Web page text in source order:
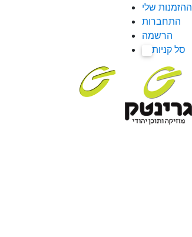
ההזמנות שלי
התחברות
הרשמה
סל קניות